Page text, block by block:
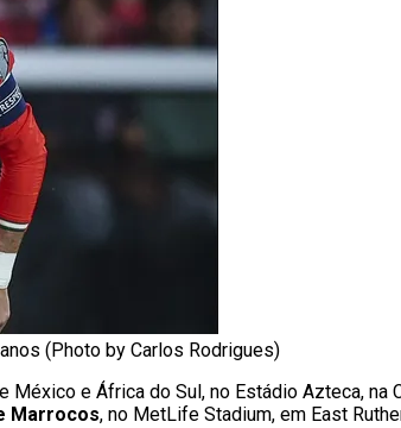
(Photo by Carlos Rodrigues)
México e África do Sul, no Estádio Azteca, na
Marrocos, no MetLife Stadium, em East